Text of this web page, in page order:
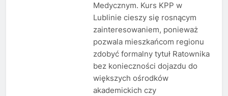
Medycznym. Kurs KPP w
Lublinie cieszy się rosnącym
zainteresowaniem, ponieważ
pozwala mieszkańcom regionu
zdobyć formalny tytuł Ratownika
bez konieczności dojazdu do
większych ośrodków
akademickich czy